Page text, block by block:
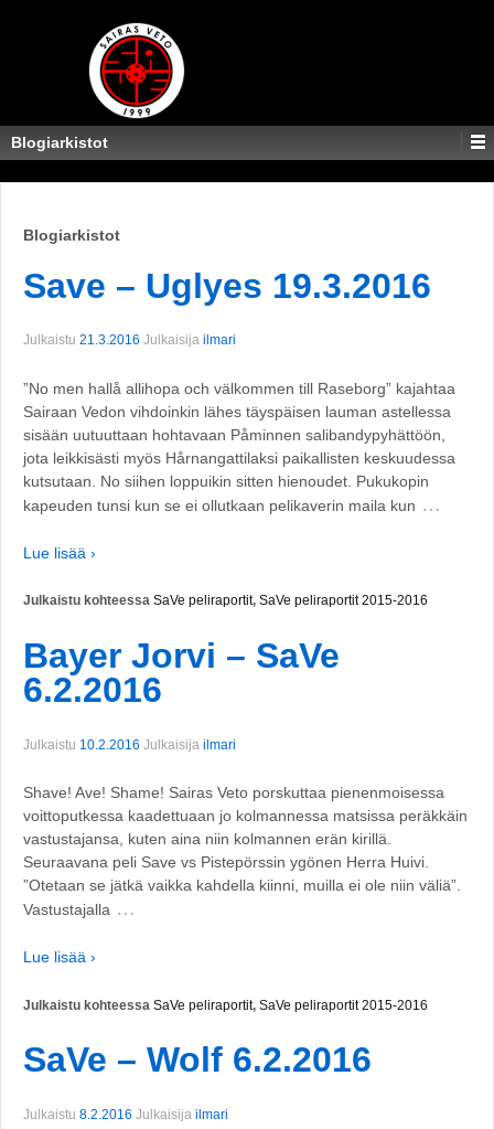
Blogiarkistot
Blogiarkistot
Save – Uglyes 19.3.2016
Julkaistu 21.3.2016 Julkaisija ilmari
”No men hallå allihopa och välkommen till Raseborg” kajahtaa
Sairaan Vedon vihdoinkin lähes täyspäisen lauman astellessa
sisään uutuuttaan hohtavaan Påminnen salibandypyhättöön,
jota leikkisästi myös Hårnangattilaksi paikallisten keskuudessa
kutsutaan. No siihen loppuikin sitten hienoudet. Pukukopin
kapeuden tunsi kun se ei ollutkaan pelikaverin maila kun …
Lue lisää ›
Julkaistu kohteessa SaVe peliraportit, SaVe peliraportit 2015-2016
Bayer Jorvi – SaVe
6.2.2016
Julkaistu 10.2.2016 Julkaisija ilmari
Shave! Ave! Shame! Sairas Veto porskuttaa pienenmoisessa
voittoputkessa kaadettuaan jo kolmannessa matsissa peräkkäin
vastustajansa, kuten aina niin kolmannen erän kirillä.
Seuraavana peli Save vs Pistepörssin ygönen Herra Huivi.
”Otetaan se jätkä vaikka kahdella kiinni, muilla ei ole niin väliä”.
Vastustajalla …
Lue lisää ›
Julkaistu kohteessa SaVe peliraportit, SaVe peliraportit 2015-2016
SaVe – Wolf 6.2.2016
Julkaistu 8.2.2016 Julkaisija ilmari